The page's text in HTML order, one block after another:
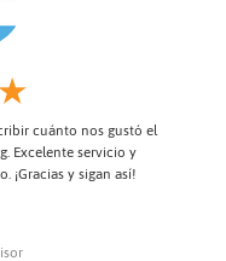
cuánto nos gustó el
Excelente servicio y
¡Gracias y sigan así!